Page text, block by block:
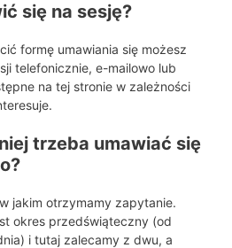
się na sesję?
formę umawiania się możesz
telefonicznie, e-mailowo lub
na tej stronie w zależności
trzeba umawiać się
jakim otrzymamy zapytanie.
okres przedświąteczny (od
i tutaj zalecamy z dwu, a